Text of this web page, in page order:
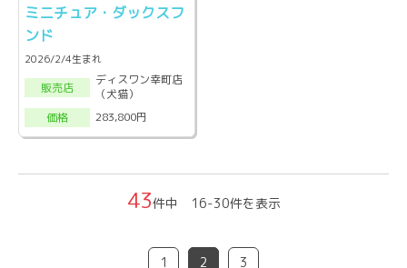
ミニチュア・ダックスフ
ンド
2026/2/4生まれ
販売店
ディスワン幸町店
（犬猫）
価格
283,800円
43件中 16-30件を表示
1 2 3